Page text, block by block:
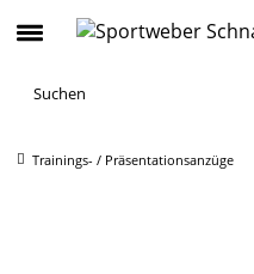
Trainings- / Präsentationsanzüge